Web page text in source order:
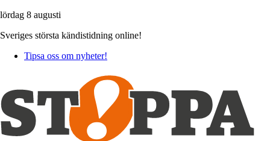
lördag 8 augusti
Sveriges största kändistidning online!
Tipsa oss om nyheter!